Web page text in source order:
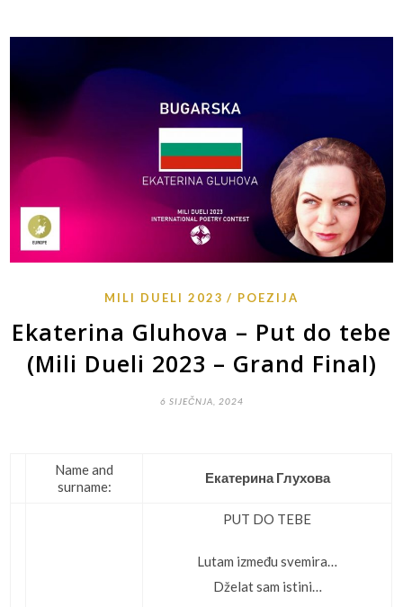
MILI DUELI 2023 POEZIJA
Ekaterina Gluhova – Put do tebe
(Mili Dueli 2023 – Grand Final)
6 SIJEČNJA, 2024
Name and
surname:
Екатерина Глухова
PUT DO TEBE
Lutam između svemira…
Dželat sam istini…